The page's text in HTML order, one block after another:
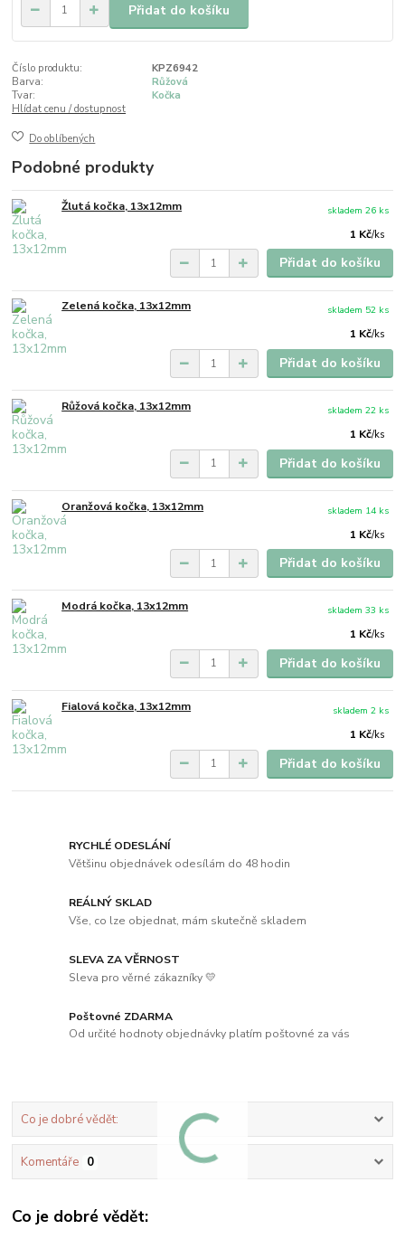
Přidat do košíku
Číslo produktu:
KPZ6942
Barva:
Růžová
Tvar:
Kočka
Hlídat cenu / dostupnost
Do oblíbených
Podobné produkty
Žlutá kočka, 13x12mm
1 Kč/ks
skladem 26 ks
Přidat do košíku
Zelená kočka, 13x12mm
1 Kč/ks
skladem 52 ks
Přidat do košíku
Růžová kočka, 13x12mm
1 Kč/ks
skladem 22 ks
Přidat do košíku
Oranžová kočka, 13x12mm
1 Kč/ks
skladem 14 ks
Přidat do košíku
Modrá kočka, 13x12mm
1 Kč/ks
skladem 33 ks
Přidat do košíku
Fialová kočka, 13x12mm
1 Kč/ks
skladem 2 ks
Přidat do košíku
RYCHLÉ ODESLÁNÍ
Většinu objednávek odesílám do 48 hodin
REÁLNÝ SKLAD
Vše, co lze objednat, mám skutečně skladem
SLEVA ZA VĚRNOST
Sleva pro věrné zákazníky 💛
Poštovné ZDARMA
Od určité hodnoty objednávky platím poštovné za vás
Co je dobré vědět:
Komentáře 0
Co je dobré vědět: